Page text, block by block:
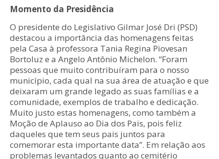
Momento da Presidência
O presidente do Legislativo Gilmar José Dri (PSD)
destacou a importância das homenagens feitas
pela Casa à professora Tania Regina Piovesan
Bortoluz e a Angelo Antônio Michelon. “Foram
pessoas que muito contribuíram para o nosso
município, cada qual na sua área de atuação e que
deixaram um grande legado as suas famílias e a
comunidade, exemplos de trabalho e dedicação.
Muito justo estas homenagens, como também a
Moção de Aplauso ao Dia dos Pais, pois feliz
daqueles que tem seus pais juntos para
comemorar esta importante data”. Em relação aos
problemas levantados quanto ao cemitério